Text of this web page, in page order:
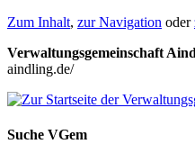
Zum Inhalt, zur Navigation oder
Verwaltungsgemeinschaft
aindling.de/
Suche VGem